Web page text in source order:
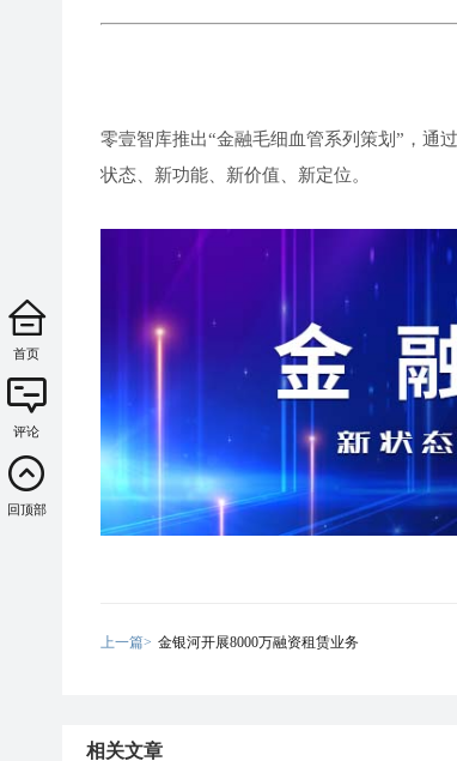
零壹智库推出“金融毛细血管系列策划”，通
状态、新功能、新价值、新定位。
上一篇> 金银河开展8000万融资租赁业务
相关文章
首页
评论
回顶部